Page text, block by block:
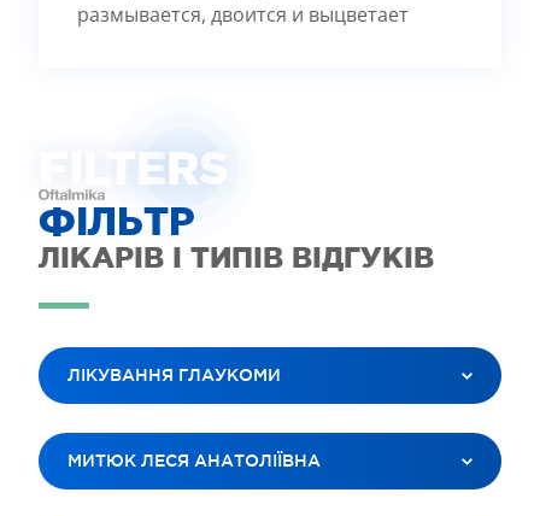
размывается, двоится и выцветает
FILTERS
ФІЛЬТР
ЛІКАРІВ І ТИПІВ ВІДГУКІВ
ЛІКУВАННЯ ГЛАУКОМИ
ВСІ ПОСЛУГИ
ЛАЗЕРНА КОРЕКЦІЯ ЗОРУ
МИТЮК ЛЕСЯ АНАТОЛІЇВНА